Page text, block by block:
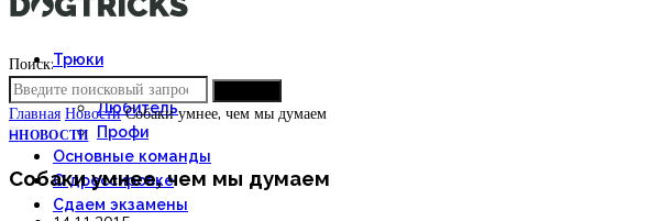
Трюки
Новичок
Любитель
Профи
Основные команды
О дрессировке
Сдаем экзамены
Поиск:
Главная Новости Собаки умнее, чем мы думаем
ННОВОСТИ
Собаки умнее, чем мы думаем